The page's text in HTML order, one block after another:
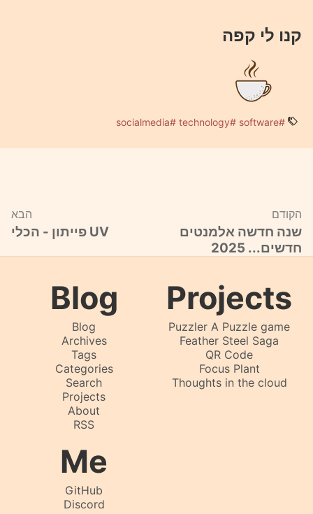
קנו לי קפה
#software
#technology
#socialmedia
הבא
פייתון - הכלי UV
הקודם
שנה חדשה אלמנטים
חדשים... 2025
Blog
Blog
Archives
Tags
Categories
Search
Projects
About
RSS
Projects
Puzzler A Puzzle game
Feather Steel Saga
QR Code
Focus Plant
Thoughts in the cloud
Me
GitHub
Discord